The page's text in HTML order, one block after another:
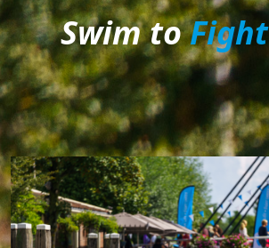
Swim toFight